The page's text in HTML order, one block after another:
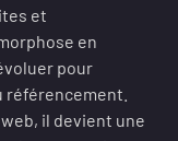
et
en
pour
référencement.
il devient une